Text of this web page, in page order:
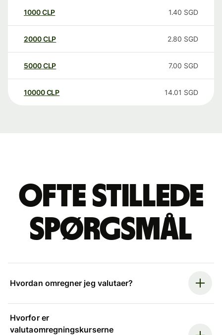
1000CLP 1.40 SGD
2000CLP 2.80 SGD
5000CLP 7.00 SGD
10000 CLP 14.01 SGD
Ofte stillede
spørgsmål
Hvordan omregner jeg valutaer?
Hvorfor er
valutaomregningskurserne